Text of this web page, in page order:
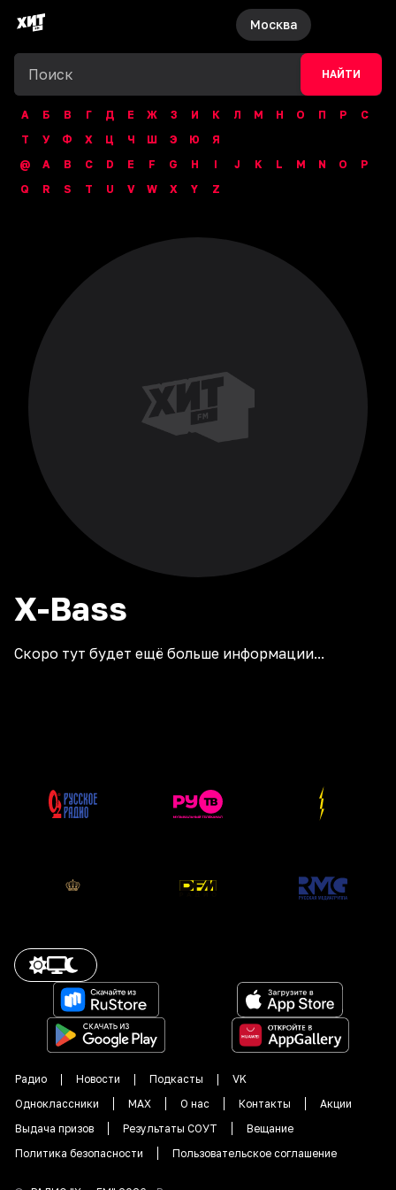
Москва
НАЙТИ
А Б В Г Д Е Ж З И К Л М Н О П Р
С
Т
У Ф Х Ц Ч Ш Э Ю
Я
@
A B C D E F G H I J K L M N O
P
Q
R S T U V W X Y Z
X-Bass
Скоро тут будет ещё больше информации...
Радио Новости Подкасты
VK
Одноклассники
MAX О нас Контакты
Акции
Выдача призов
Результаты СОУТ
Вещание
Политика безопасности
Пользовательское соглашение